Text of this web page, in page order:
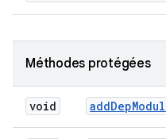
Méthodes protégées
void addDep